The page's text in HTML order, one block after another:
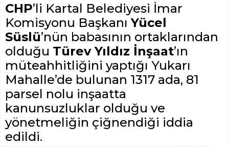
CHP’li Kartal Belediyesi İmar
Komisyonu BaşkanıYücel
Süslü’nün babasının ortaklarından
olduğu Türev Yıldız İnşaat’ın
müteahhitliğini yaptığı Yukarı
Mahalle’de bulunan 1317 ada, 81
parsel nolu inşaatta
kanunsuzluklar olduğu ve
yönetmeliğin çiğnendiği iddia
edildi.